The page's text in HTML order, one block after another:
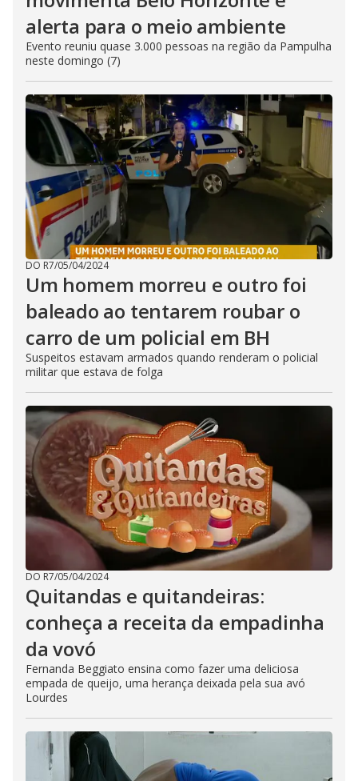
alerta para o meio ambiente
Evento reuniu quase 3.000 pessoas na região da Pampulha
neste domingo (7)
DO R7/05/04/2024
Um homem morreu e outro foi
baleado ao tentarem roubar o
carro de um policial em BH
Suspeitos estavam armados quando renderam o policial
militar que estava de folga
DO R7/05/04/2024
Quitandas e quitandeiras:
conheça a receita da empadinha
da vovó
Fernanda Beggiato ensina como fazer uma deliciosa
empada de queijo, uma herança deixada pela sua avó
Lourdes